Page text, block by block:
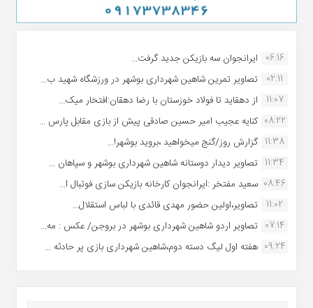
06:16 ایرانجوان سه بازیکن جدید گرفت...
02:11
تصاویر تمرین شاهین شهردارى بوشهر در ورزشگاه شهید ب...
11:07
از دهقاید تا فولاد خوزستان با رضا دهقان:افتخار میک...
08:22 کنایه عجیب امیر حسین صادقی پیش از بازی مقابل پارس ...
11:38 گزارش روز/گنج میخواهید ،بروید بوشهر!...
11:34 تصاویر دیدار دوستانه شاهین شهردارى بوشهر و سپاهان ...
08:46 سعید مفتخر :ایرانجوان کارخانه بازیکن سازی فوتبال ا...
11:02
تصاویر،اولین حضور مهدی قائدی با لباس استقلال...
07:14 تصاویر اردو شاهین شهرداری بوشهر در بروجن/ عکس : مه...
09:24 هفته اول لیگ دسته دوم،شاهین شهرداری بازی پر حادثه ...